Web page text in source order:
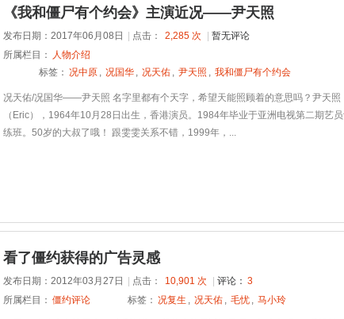
《我和僵尸有个约会》主演近况——尹天照
发布日期：2017年06月08日 | 点击： 2,285 次 | 暂无评论
所属栏目：
人物介绍
标签： 况中原 况国华 况天佑 尹天照 我和僵尸有个约会
况天佑/况国华——尹天照 名字里都有个天字，希望天能照顾着的意思吗？尹天照
（Eric），1964年10月28日出生，香港演员。1984年毕业于亚洲电视第二期艺员
练班。50岁的大叔了哦！ 跟雯雯关系不错，1999年，...
看了僵约获得的广告灵感
发布日期：2012年03月27日 点击： 10,901 次 评论： 3
所属栏目： 僵约评论 标签： 况复生 , 况天佑 , 毛忧 , 马小玲